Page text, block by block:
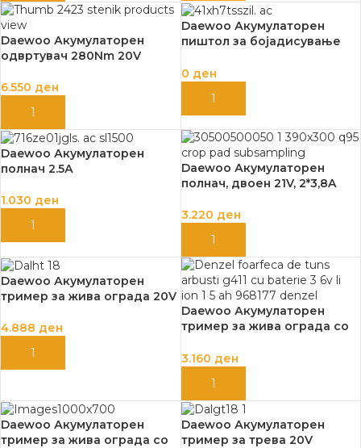
Daewoo Акумулаторен
одвртувач 280Nm 20V
6.550 ден
ДОДАЈ ВО КОШНИЦА
Daewoo Акумулаторен
пиштол за бојадисување
0 ден
ДОДАЈ ВО КОШНИЦА
Daewoo Акумулаторен
полнач 2.5А
1.030 ден
ДОДАЈ ВО КОШНИЦА
Daewoo Акумулаторен
полнач, двоен 21V, 2*3,8A
3.220 ден
ДОДАЈ ВО КОШНИЦА
Daewoo Акумулаторен
тример за жива ограда 20V
4.888 ден
ДОДАЈ ВО КОШНИЦА
Daewoo Акумулаторен
тример за жива ограда со
Li-Ion 1,5 Аh
3.160 ден
ДОДАЈ ВО КОШНИЦА
Daewoo Акумулаторен
тример за жива ограда со
Daewoo Акумулаторен
тример за трева 20V